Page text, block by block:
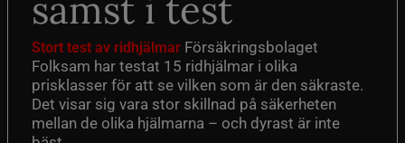
sämst i test
Stort test av ridhjälmar Försäkringsbolaget
Folksam har testat 15 ridhjälmar i olika
prisklasser för att se vilken som är den säkraste.
Det visar sig vara stor skillnad på säkerheten
mellan de olika hjälmarna – och dyrast är inte